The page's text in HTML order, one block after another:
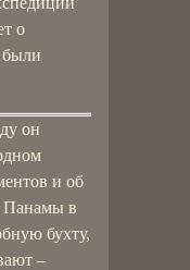
о
были
он
и об
Панамы в
бухту,
–